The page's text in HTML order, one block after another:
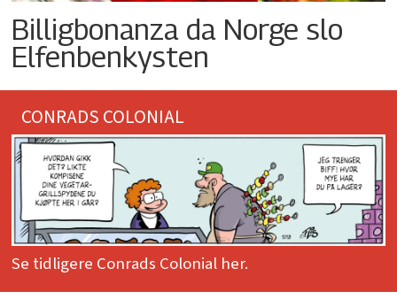
Billigbonanza da Norge slo
Elfenbenkysten
CONRADS COLONIAL
Se tidligere Conrads Colonial her.